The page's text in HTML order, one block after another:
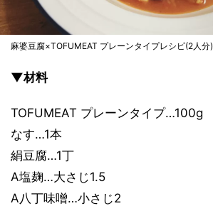
麻婆豆腐×TOFUMEAT プレーンタイプレシピ(2人分)
▼材料
TOFUMEAT プレーンタイプ…100g
なす…1本
絹豆腐…1丁
A塩麹…大さじ1.5
A八丁味噌…小さじ2